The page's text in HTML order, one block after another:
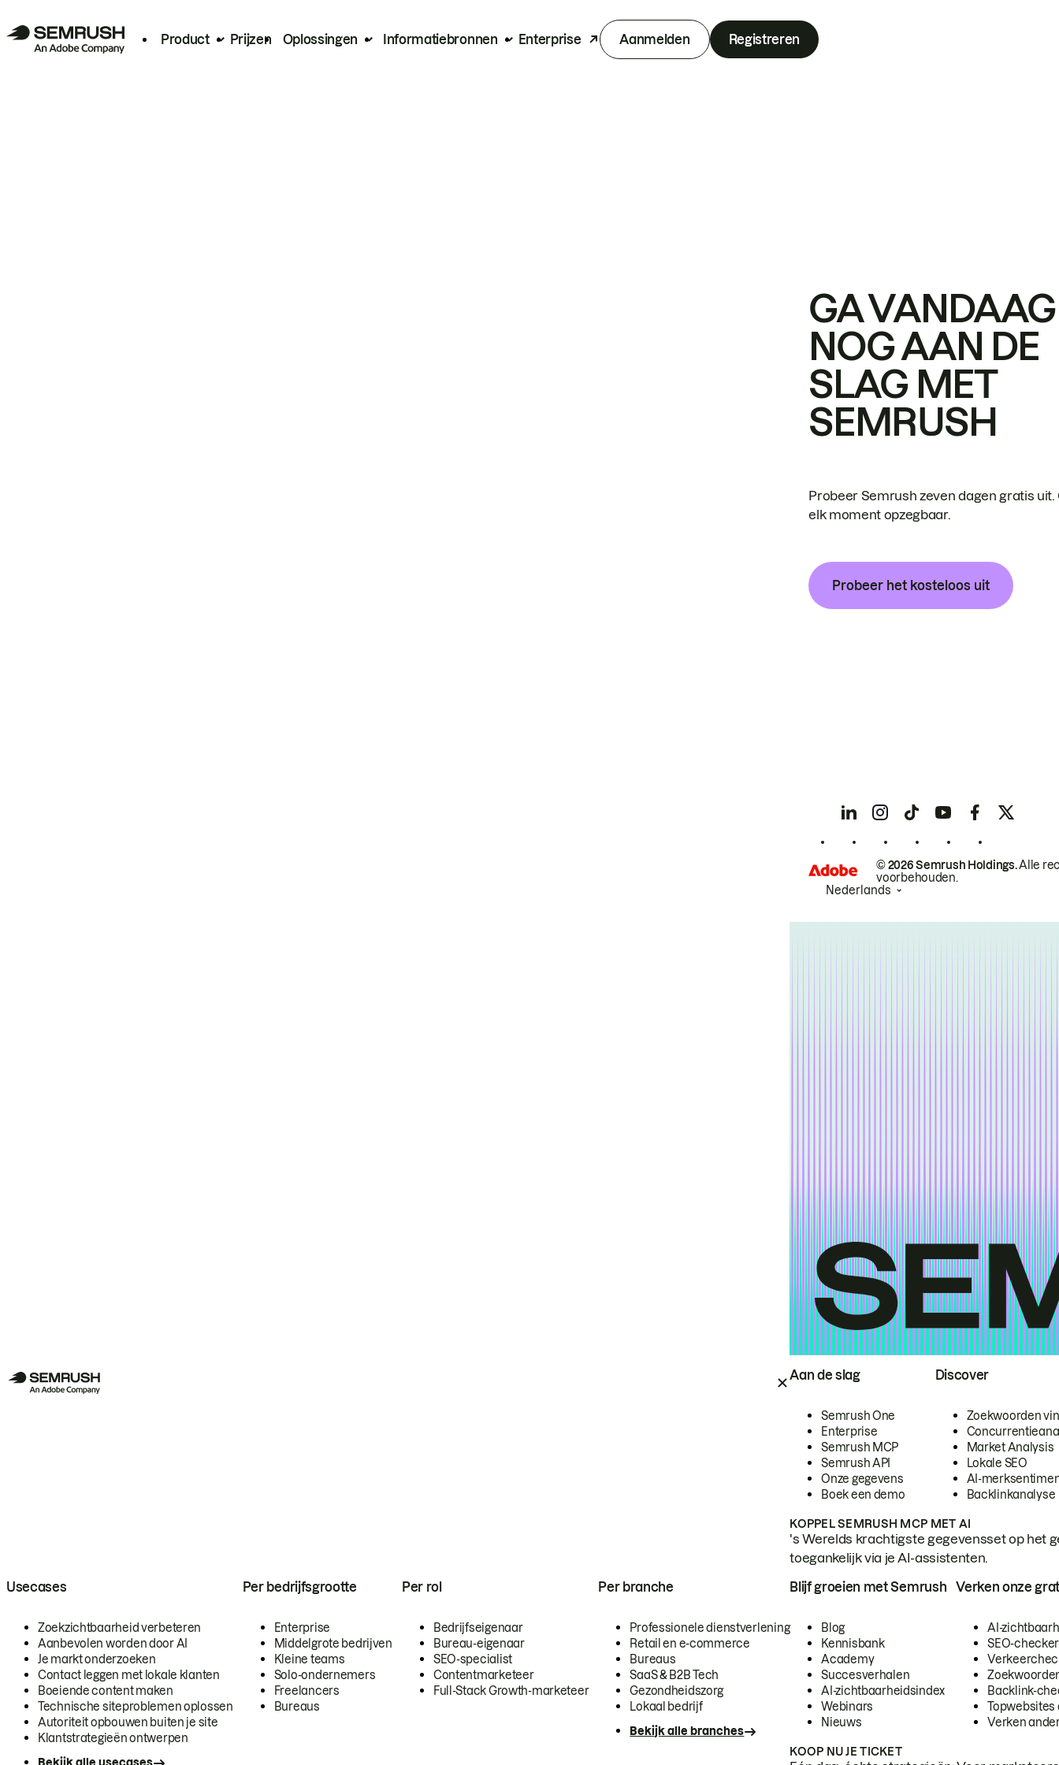
Product Prijzen Oplossingen Informatiebronnen Enterprise Aanmelden Registreren
Aan de slag
Semrush One
Enterprise
Semrush MCP
Semrush API
Onze gegevens
Boek een demo
Discover
Zoekwoorden
Market Analysis
Lokale SEO
AI-
Backlinkanalyse
KOPPEL SEMRUSH MCP MET AI
's Werelds krachtigste gegevensset op het
toegankelijk via je AI-assistenten.
Usecases
Zoekzichtbaarheid verbeteren
Aanbevolen worden door AI
Je markt onderzoeken
Contact leggen met lokale klanten
Boeiende content maken
Technische siteproblemen oplossen
Autoriteit opbouwen buiten je site
Klantstrategieën ontwerpen
Per bedrijfsgrootte
Enterprise
Middelgrote bedrijven
Kleine teams
Solo-ondernemers
Freelancers
Bureaus
Per rol
Bedrijfseigenaar
Bureau-eigenaar
SEO-specialist
Contentmarketeer
Full-Stack Growth-marketeer
Per branche
Professionele dienstverlening
Retail en e-commerce
Bureaus
SaaS & B2B Tech
Gezondheidszorg
Lokaal bedrijf
Bekijk alle branches
Blijf groeien met Semrush
Blog
Kennisbank
Academy
Succesverhalen
AI-zichtbaarheidsindex
Webinars
Nieuws
Verken onze
AI-
SEO-checker
Backlink-
Topwebsites
Verken
KOOP NU JE TICKET
GA VANDAAG
NOG AAN DE
SLAG MET
SEMRUSH
Probeer Semrush zeven dagen gratis uit.
elk moment opzegbaar.
Probeer het kosteloos uit
© 2026 Semrush Holdings.Alle
voorbehouden.
Nederlands